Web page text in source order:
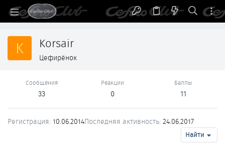
K Korsair
Цефирёнок
Сообщения
33
Реакции
0
Баллы
11
Регистрация 10.06.2014Последняя активность 24.06.2017
Найти